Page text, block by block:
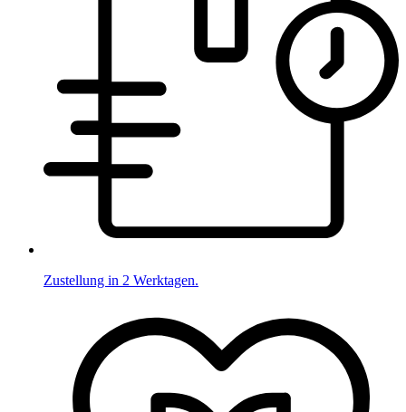
Zustellung in 2 Werktagen.